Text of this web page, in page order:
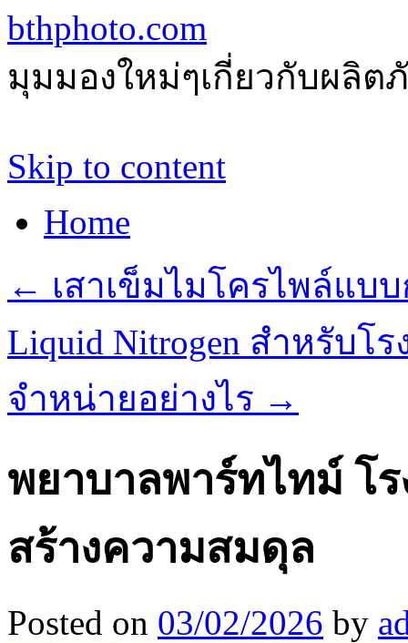
bthphoto.com
มุมมองใหม่ๆเกี่ยวกับผลิ
Skip to content
Home
← เสาเข็มไมโครไพล์แบ
Liquid Nitrogen สำหรับโ
จำหน่ายอย่างไร →
พยาบาลพาร์ทไทม์ โ
สร้างความสมดุล
Posted on 03/02/2026 by